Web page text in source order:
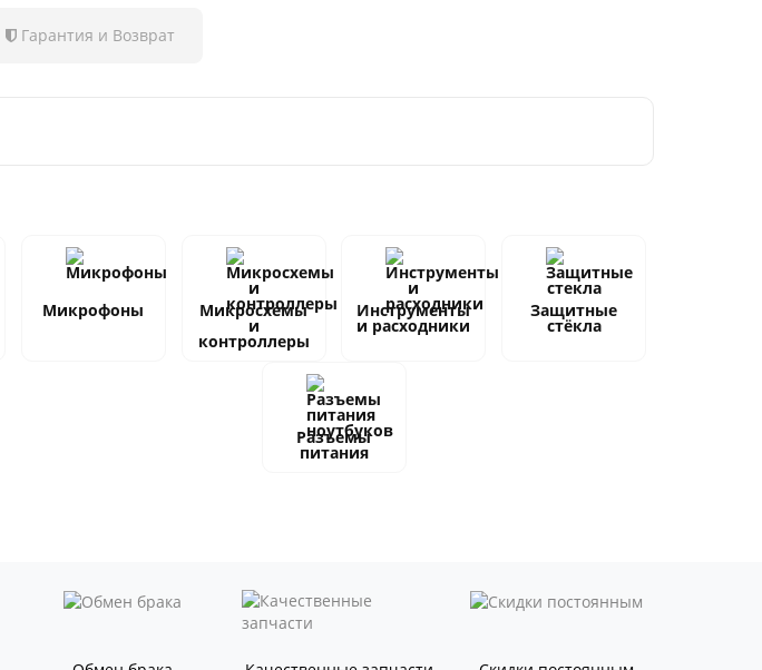
Гарантия и Возврат
Микрофоны Микросхемы
и
контроллеры
Инструменты
и расходники
Защитные
стёкла
Разъемы
питания